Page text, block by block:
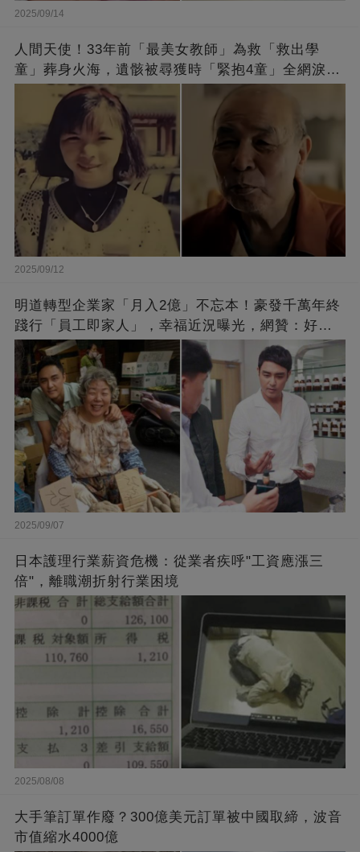
2025/09/14
人間天使！33年前「最美女教師」為救「救出學
童」葬身火海，遺骸被尋獲時「緊抱4童」全網淚
崩：真正的英雄不該被遺忘
2025/09/12
明道轉型企業家「月入2億」不忘本！豪發千萬年終
踐行「員工即家人」，幸福近況曝光，網贊：好老
闆的福報
2025/09/07
日本護理行業薪資危機：從業者疾呼"工資應漲三
倍"，離職潮折射行業困境
2025/08/08
大手筆訂單作廢？300億美元訂單被中國取締，波音
市值縮水4000億